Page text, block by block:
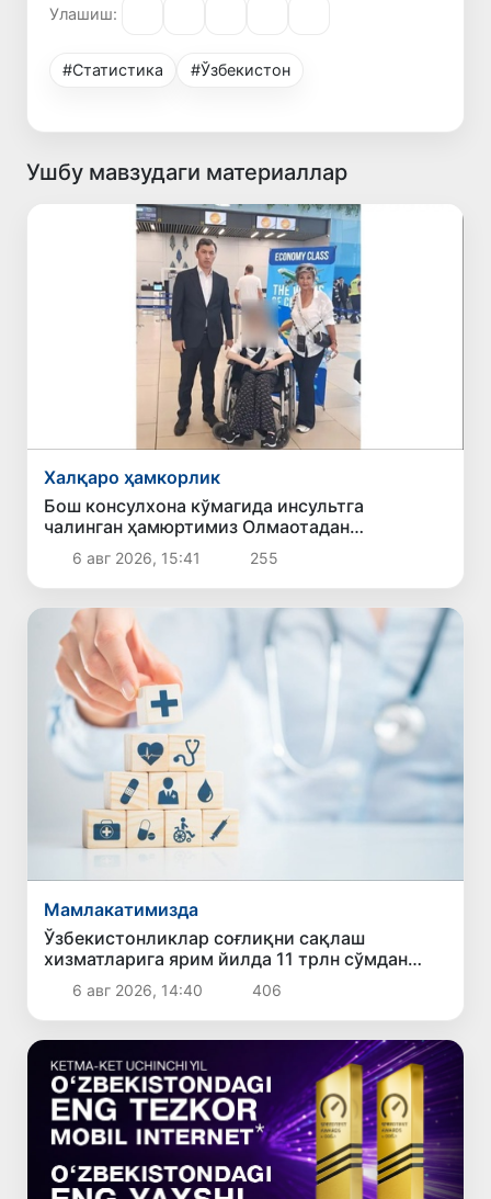
Улашиш:
#Статистика #Ўзбекистон
Ушбу мавзудаги материаллар
Халқаро ҳамкорлик
Бош консулхона кўмагида инсультга
чалинган ҳамюртимиз Олмаотадан
юртимизга қайтарилди
6 авг 2026, 15:41 255
Мамлакатимизда
Ўзбекистонликлар соғлиқни сақлаш
хизматларига ярим йилда 11 трлн сўмдан
зиёд маблағ сарфлади
6 авг 2026, 14:40 406